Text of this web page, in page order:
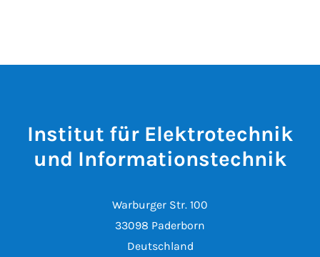
Institut für Elektrotechnik
und Informationstechnik
Warburger Str. 100
33098 Paderborn
Deutschland